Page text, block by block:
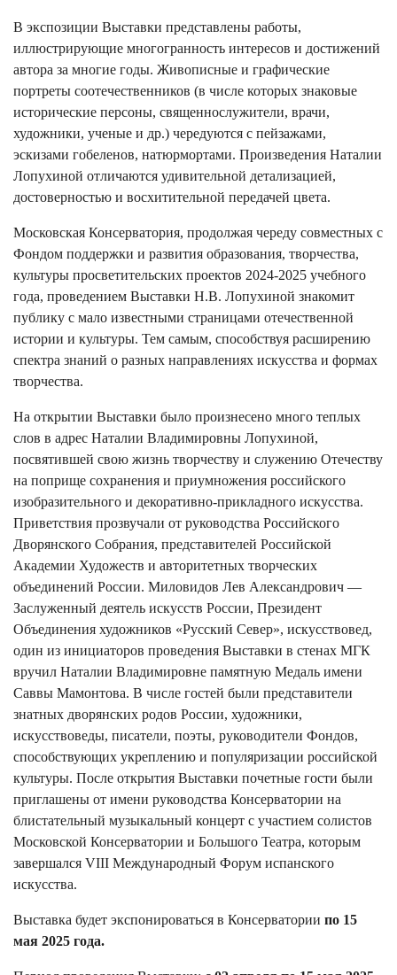
В экспозиции Выставки представлены работы,
иллюстрирующие многогранность интересов и достижений
автора за многие годы. Живописные и графические
портреты соотечественников (в числе которых знаковые
исторические персоны, священнослужители, врачи,
художники, ученые и др.) чередуются с пейзажами,
эскизами гобеленов, натюрмортами. Произведения Наталии
Лопухиной отличаются удивительной детализацией,
достоверностью и восхитительной передачей цвета.
Московская Консерватория, продолжая череду совместных с
Фондом поддержки и развития образования, творчества,
культуры просветительских проектов 2024-2025 учебного
года, проведением Выставки Н.В. Лопухиной знакомит
публику с мало известными страницами отечественной
истории и культуры. Тем самым, способствуя расширению
спектра знаний о разных направлениях искусства и формах
творчества.
На открытии Выставки было произнесено много теплых
слов в адрес Наталии Владимировны Лопухиной,
посвятившей свою жизнь творчеству и служению Отечеству
на поприще сохранения и приумножения российского
изобразительного и декоративно-прикладного искусства.
Приветствия прозвучали от руководства Российского
Дворянского Собрания, представителей Российской
Академии Художеств и авторитетных творческих
объединений России. Миловидов Лев Александрович —
Заслуженный деятель искусств России, Президент
Объединения художников «Русский Север», искусствовед,
один из инициаторов проведения Выставки в стенах МГК
вручил Наталии Владимировне памятную Медаль имени
Саввы Мамонтова. В числе гостей были представители
знатных дворянских родов России, художники,
искусствоведы, писатели, поэты, руководители Фондов,
способствующих укреплению и популяризации российской
культуры. После открытия Выставки почетные гости были
приглашены от имени руководства Консерватории на
блистательный музыкальный концерт с участием солистов
Московской Консерватории и Большого Театра, которым
завершался VIII Международный Форум испанского
искусства.
Выставка будет экспонироваться в Консерватории по 15
мая 2025 года.